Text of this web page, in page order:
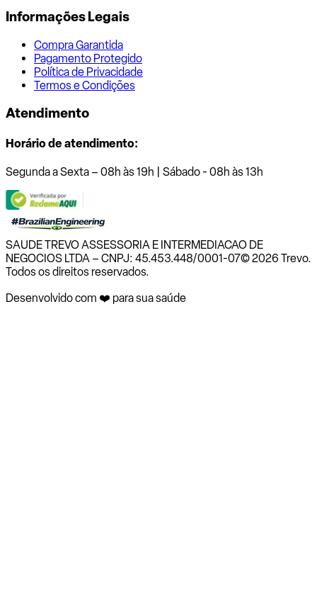
Informações Legais
Compra Garantida
Pagamento Protegido
Política de Privacidade
Termos e Condições
Atendimento
Horário de atendimento:
Segunda a Sexta – 08h às 19h | Sábado - 08h às 13h
SAUDE TREVO ASSESSORIA E INTERMEDIACAO DE
NEGOCIOS LTDA – CNPJ: 45.453.448/0001-07© 2026 Trevo.
Todos os direitos reservados.
Desenvolvido com ❤️ para sua saúde